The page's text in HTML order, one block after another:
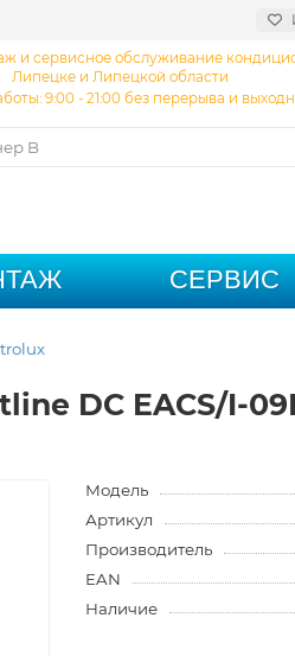
и сервисное обслуживание
Липецке и Липецкой области
9:00 - 21:00 без перерыва и
СЕРВИС
DC EACS/I-
Модель
Артикул
Производитель
EAN
Наличие